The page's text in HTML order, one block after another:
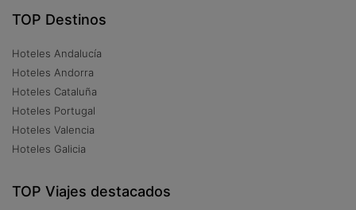
TOP Destinos
Hoteles Andalucía
Hoteles Andorra
Hoteles Cataluña
Hoteles Portugal
Hoteles Valencia
Hoteles Galicia
TOP Viajes destacados